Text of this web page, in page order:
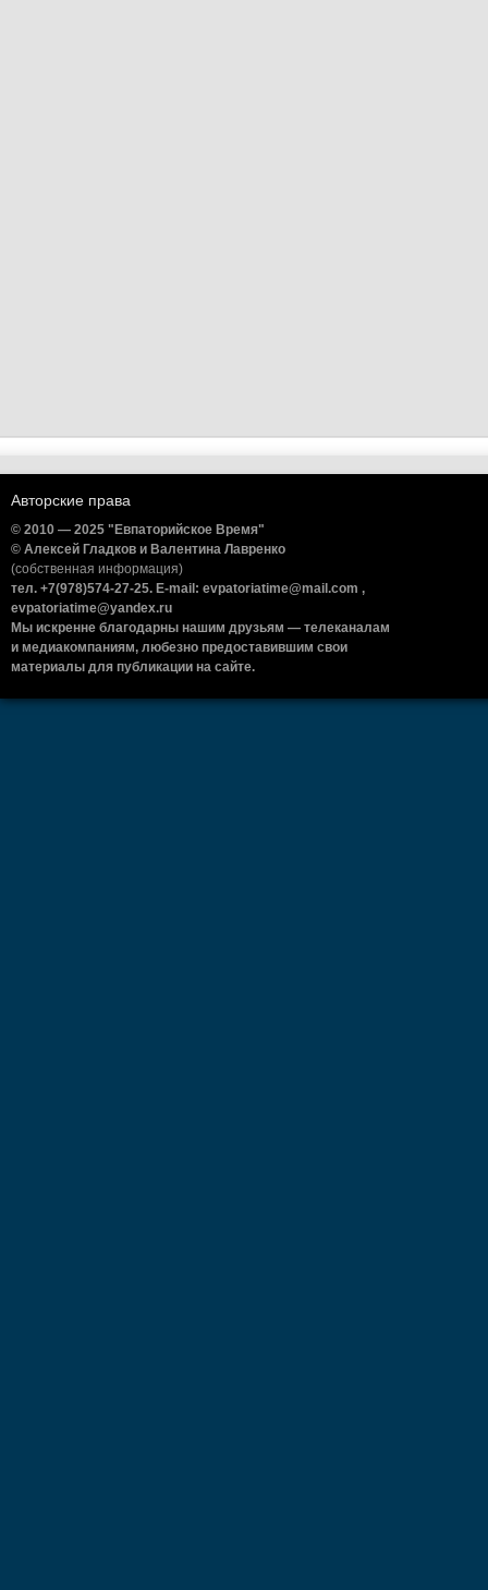
Авторские права
© 2010 — 2025 "Евпаторийское Время"
© Алексей Гладков и Валентина Лавренко
(собственная информация)
тел. +7(978)574-27-25. E-mail: evpatoriatime@mail.com ,
evpatoriatime@yandex.ru
Мы искренне благодарны нашим друзьям — телеканалам
и медиакомпаниям, любезно предоставившим свои
материалы для публикации на сайте.